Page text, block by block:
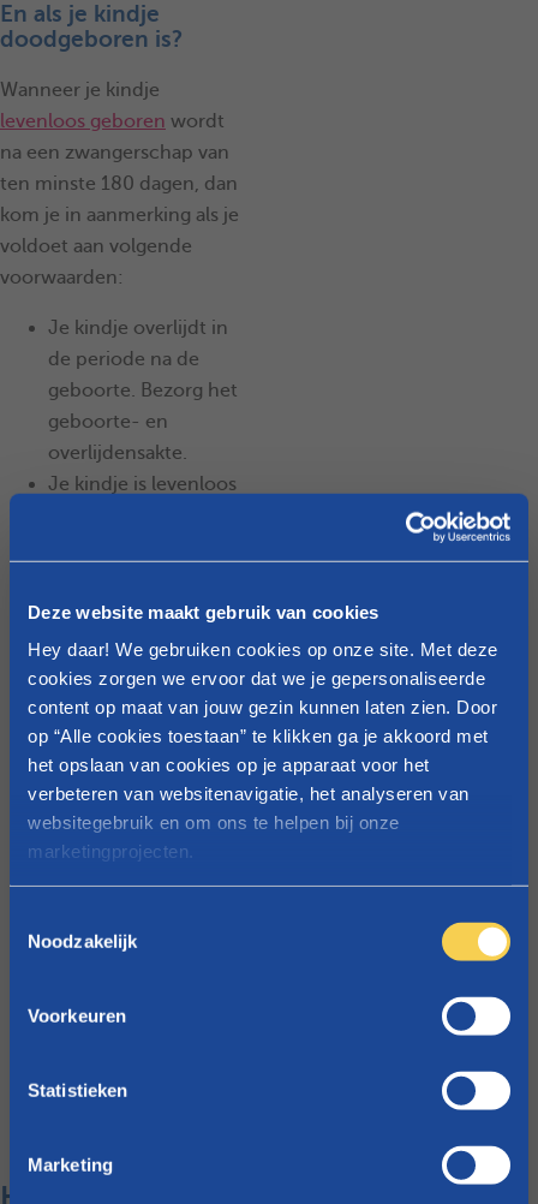
Deze website maakt gebruik van cookies
Hey daar! We gebruiken cookies op onze site. Met deze
cookies zorgen we ervoor dat we je gepersonaliseerde
content op maat van jouw gezin kunnen laten zien. Door
op “Alle cookies toestaan” te klikken ga je akkoord met
het opslaan van cookies op je apparaat voor het
verbeteren van websitenavigatie, het analyseren van
websitegebruik en om ons te helpen bij onze
marketingprojecten.
welke cookies we gebruiken.
Noodzakelijk
Voorkeuren
Statistieken
Marketing
En als je kindje
doodgeboren is?
Wanneer je kindje
levenloos geboren wordt
na een zwangerschap van
ten minste 180 dagen, dan
kom je in aanmerking als je
voldoet aan volgende
voorwaarden:
Je kindje overlijdt in
de periode na de
geboorte. Bezorg het
geboorte- en
overlijdensakte.
Je kindje is levenloos
Je
hoofdverblijfplaats is
in België.
Je hebt een
startbedrag (in
Vlaanderen) of het
kraamgeld (in Brussel
en Wallonië)
ontvangen.
Je ben in regel met
voor het tweede en
voorafgaan aan het
bevalling.
Handige weetjes